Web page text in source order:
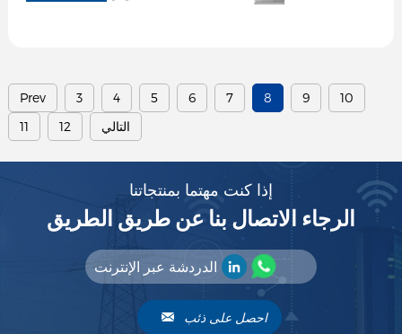
Prev 3 4 5 6 7 8 9
10
11
12 التالي
إذا كنت مهتما بمنتجاتنا
الرجاء الاتصال بنا عن طريق الطريق
الدردشة عبر الإنترنت
احصل على ذئب